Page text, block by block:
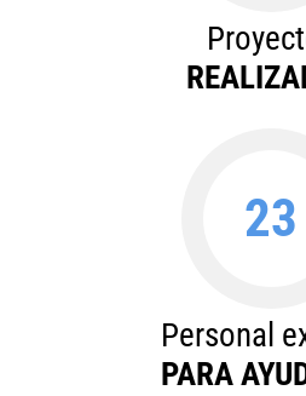
23
Personal
PARA